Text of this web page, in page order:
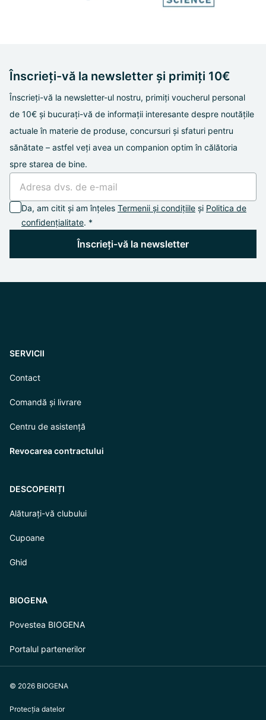
Înscrieți-vă la newsletter și primiți 10€
Înscrieți-vă la newsletter-ul nostru, primiți voucherul personal
de 10€ și bucurați-vă de informații interesante despre noutățile
actuale în materie de produse, concursuri și sfaturi pentru
sănătate – astfel veți avea un companion optim în călătoria
spre starea de bine.
Da, am citit și am înțeles Termenii și condițiile și Politica de
confidențialitate. *
Înscrieți-vă la newsletter
SERVICII
Contact
Comandă și livrare
Centru de asistență
Revocarea contractului
DESCOPERIȚI
Alăturați-vă clubului
Cupoane
Ghid
BIOGENA
Povestea BIOGENA
Portalul partenerilor
© 2026 BIOGENA
Protecția datelor